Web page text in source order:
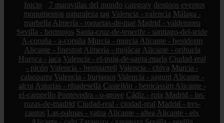
Inicio 7 maravillas del mundo category destinos eventos
monumentos naturaleza tag Valencia - valencia Málaga -
marbella Almería - roquetas-de-mar Madrid - valdemoro
Sevilla - bormujos Santa-cruz-de-tenerife - santiago-del-teide
A-coruña - a-coruña Murcia - murcia Alicante - benidorm
Alicante - finestrat Almería - mojácar Alicante - orihuela
Huesca - jaca Valencia - el-puig-de-santa-maría Ciudad-real
- picón Valencia - beniparrell Valencia - chiva Murcia -
calasparra Valencia - burjassot Valencia - sagunt Alicante -
alcoi Asturias - ribadesella Castellón - benicàssim Alicante -
el-campello Pontevedra - o-grove Cádiz - rota Madrid - las-
rozas-de-madrid Ciudad-real - ciudad-real Madrid - tres-
cantos Las-palmas - yaiza Alicante - altea Alicante - elx